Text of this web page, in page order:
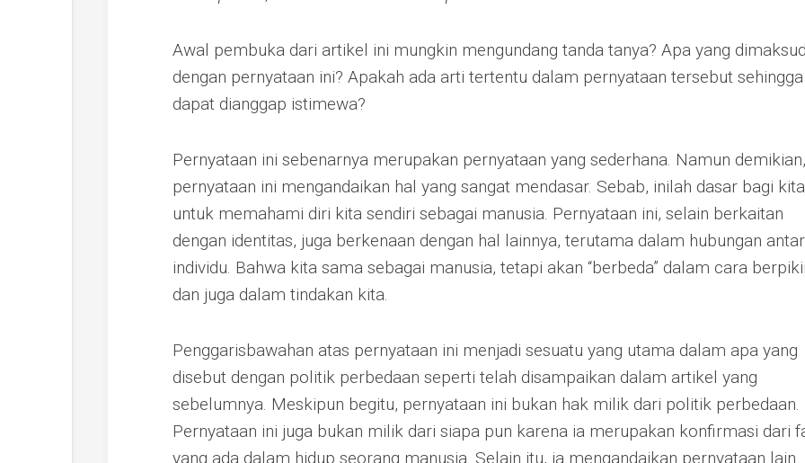
Awal pembuka dari artikel ini mungkin mengundang tanda tanya? Apa yang dimaksud
dengan pernyataan ini? Apakah ada arti tertentu dalam pernyataan tersebut sehingga
dapat dianggap istimewa?
Pernyataan ini sebenarnya merupakan pernyataan yang sederhana. Namun demikian,
pernyataan ini mengandaikan hal yang sangat mendasar. Sebab, inilah dasar bagi kita
untuk memahami diri kita sendiri sebagai manusia. Pernyataan ini, selain berkaitan
dengan identitas, juga berkenaan dengan hal lainnya, terutama dalam hubungan antar
individu. Bahwa kita sama sebagai manusia, tetapi akan “berbeda” dalam cara
dan juga dalam tindakan kita.
Penggarisbawahan atas pernyataan ini menjadi sesuatu yang utama dalam apa yang
disebut dengan politik perbedaan seperti telah disampaikan dalam artikel yang
sebelumnya. Meskipun begitu, pernyataan ini bukan hak milik dari politik perbedaan.
Pernyataan ini juga bukan milik dari siapa pun karena ia merupakan konfirmasi dari
yang ada dalam hidup seorang manusia. Selain itu, ia mengandaikan pernyataan lain